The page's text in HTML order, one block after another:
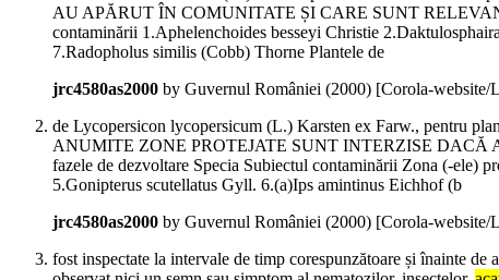
AU APĂRUT ÎN COMUNITATE ȘI CARE SUNT
contaminării 1.Aphelenchoides besseyi Christie
7.Radopholus similis (Cobb) Thorne Plantele de
jrc4580as2000 by Guvernul României (2000) [Corola-website/
de Lycopersicon lycopersicum (L.) Karsten ex Farw., pentru
ANUMITE ZONE PROTEJATE SUNT INTERZISE DACĂ
fazele de dezvoltare Specia Subiectul contaminării Zona (-ele)
5.Gonipterus scutellatus Gyll. 6.(a)Ips amintinus Eichhof (b
jrc4580as2000 by Guvernul României (2000) [Corola-website/
fost inspectate la intervale de timp corespunzătoare și înainte